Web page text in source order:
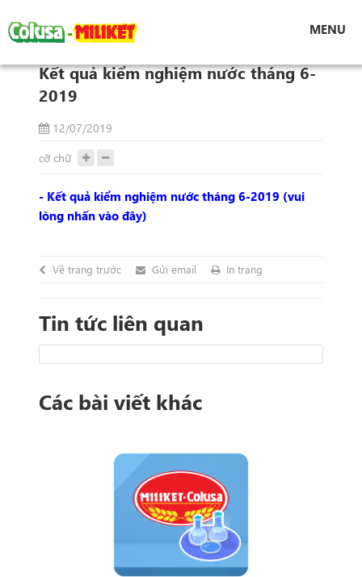
MENU
Kết quả kiểm nghiệm nước tháng 6-2019
Kết quả kiểm nghiệm nước tháng 6-
2019
12/07/2019
cỡ chữ
- Kết quả kiểm nghiệm nước tháng 6-2019 (vui
lòng nhấn vào đây)
Về trang trước Gửi email In trang
Tin tức liên quan
Các bài viết khác